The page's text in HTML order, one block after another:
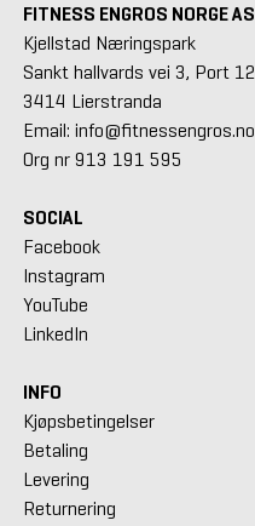
FITNESS ENGROS NORGE AS
Kjellstad Næringspark
Sankt hallvards vei 3, Port 12
3414 Lierstranda
Email: info@fitnessengros.no
Org nr 913 191 595
SOCIAL
Facebook
Instagram
YouTube
LinkedIn
INFO
Kjøpsbetingelser
Betaling
Levering
Returnering